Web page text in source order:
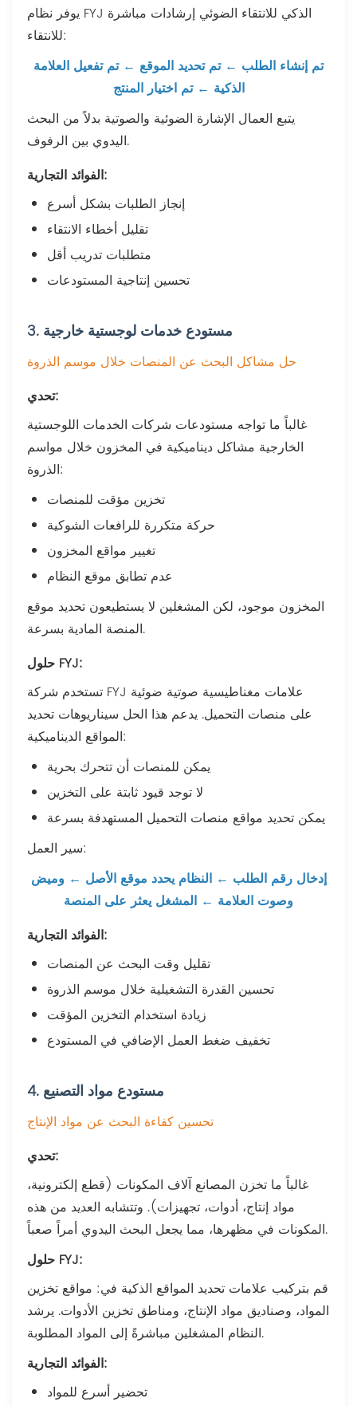
يوفر نظام FYJ الذكي للانتقاء الضوئي إرشادات مباشرة
للانتقاء:
تم إنشاء الطلب ← تم تحديد الموقع ← تم تفعيل العلامة
الذكية ← تم اختيار المنتج
يتبع العمال الإشارة الضوئية والصوتية بدلاً من البحث
اليدوي بين الرفوف.
الفوائد التجارية:
إنجاز الطلبات بشكل أسرع
تقليل أخطاء الانتقاء
متطلبات تدريب أقل
تحسين إنتاجية المستودعات
3. مستودع خدمات لوجستية خارجية
حل مشاكل البحث عن المنصات خلال موسم الذروة
تحدي:
غالباً ما تواجه مستودعات شركات الخدمات اللوجستية
الخارجية مشاكل ديناميكية في المخزون خلال مواسم
الذروة:
تخزين مؤقت للمنصات
حركة متكررة للرافعات الشوكية
تغيير مواقع المخزون
عدم تطابق موقع النظام
المخزون موجود، لكن المشغلين لا يستطيعون تحديد موقع
المنصة المادية بسرعة.
حلول FYJ:
تستخدم شركة FYJ علامات مغناطيسية صوتية ضوئية
على منصات التحميل. يدعم هذا الحل سيناريوهات تحديد
المواقع الديناميكية:
يمكن للمنصات أن تتحرك بحرية
لا توجد قيود ثابتة على التخزين
يمكن تحديد مواقع منصات التحميل المستهدفة بسرعة
سير العمل:
إدخال رقم الطلب ← النظام يحدد موقع الأصل ← وميض
وصوت العلامة ← المشغل يعثر على المنصة
الفوائد التجارية:
تقليل وقت البحث عن المنصات
تحسين القدرة التشغيلية خلال موسم الذروة
زيادة استخدام التخزين المؤقت
تخفيف ضغط العمل الإضافي في المستودع
4. مستودع مواد التصنيع
تحسين كفاءة البحث عن مواد الإنتاج
تحدي:
غالباً ما تخزن المصانع آلاف المكونات (قطع إلكترونية،
مواد إنتاج، أدوات، تجهيزات). وتتشابه العديد من هذه
المكونات في مظهرها، مما يجعل البحث اليدوي أمراً صعباً.
حلول FYJ:
قم بتركيب علامات تحديد المواقع الذكية في: مواقع تخزين
المواد، وصناديق مواد الإنتاج، ومناطق تخزين الأدوات. يرشد
النظام المشغلين مباشرةً إلى المواد المطلوبة.
الفوائد التجارية:
تحضير أسرع للمواد